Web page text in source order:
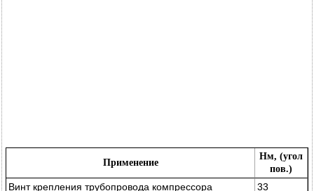
Применение
Нм, (угол
пов.)
Винт крепления трубопровода компрессора
33